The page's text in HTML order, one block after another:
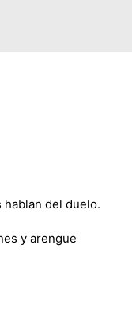
del duelo.
y arengue